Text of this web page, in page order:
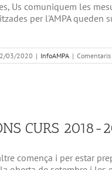
Us comuniquem les
per l'AMPA
03/2020 | InfoAMPA |
CURS 2018-
comença i per estar